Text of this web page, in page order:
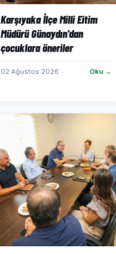
Karşıyaka İlçe Milli Eitim
Müdürü Günaydın'dan
çocuklara öneriler
02 Ağustos 2026 Oku →